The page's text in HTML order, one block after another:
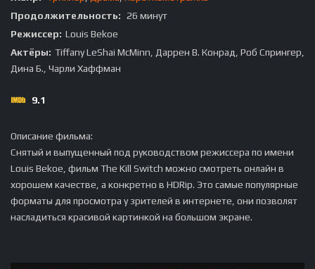
Продолжительность: 26 минут
Режиссер: Louis Bekoe
Актёры: Tiffany LeShai McMinn, Даррен В. Конрад, Роб Спрингер,
Дина Б., Чарли Хаффман
9.1
Описание фильма:
Снятый и выпущенный под руководством режиссера по имени
Louis Bekoe, фильм The Kill Switch можно смотреть онлайн в
хорошем качестве, а конкретно в HDRip. Это самые популярные
форматы для просмотра у зрителей в интернете, они позволят
насладиться красивой картинкой на большом экране.